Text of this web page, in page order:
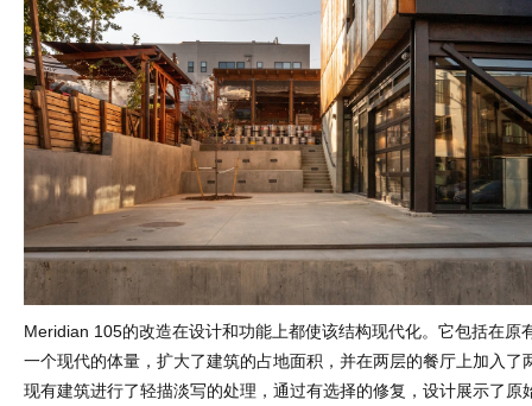
Meridian 105的改造在设计和功能上都使该结构现代化。它包括在原
一个现代的体量，扩大了建筑的占地面积，并在两层的餐厅上加入了
现有建筑进行了轻描淡写的处理，通过有选择的修复，设计展示了原